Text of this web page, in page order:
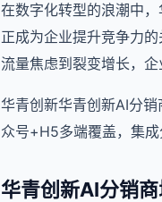
在数字化转型的浪潮中
正成为企业提升竞争力
流量焦虑到裂变增长，企
华青创新华青创新AI分
众号+H5多端覆盖，集
华青创新AI分销